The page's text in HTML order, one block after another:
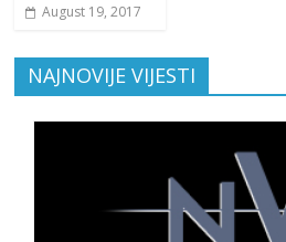
August 19, 2017
NAJNOVIJE VIJESTI